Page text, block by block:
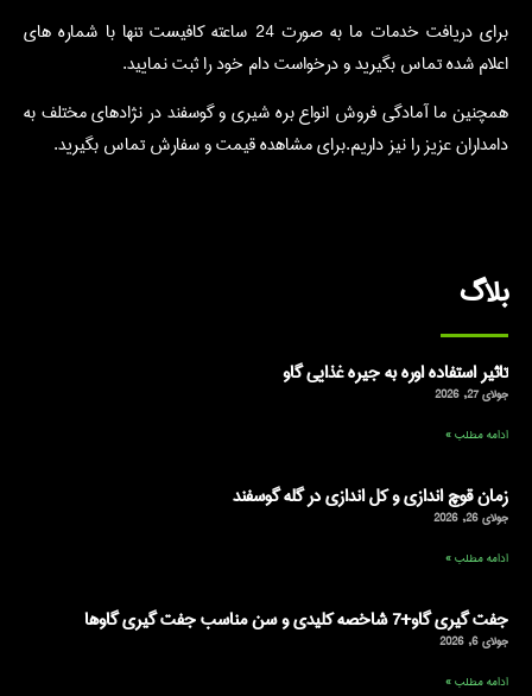
برای دریافت خدمات ما به صورت 24 ساعته کافیست تنها با شماره های
اعلام شده تماس بگیرید و درخواست دام خود را ثبت نمایید.
همچنین ما آمادگی فروش انواع بره شیری و گوسفند در نژادهای مختلف به
دامداران عزیز را نیز داریم.برای مشاهده قیمت و سفارش تماس بگیرید.
بلاگ
تاثیر استفاده اوره به جیره غذایی گاو
جولای 27, 2026
ادامه مطلب »
زمان قوچ اندازی و کل اندازی در گله گوسفند
جولای 26, 2026
ادامه مطلب »
جفت گیری گاو+7 شاخصه کلیدی و سن مناسب جفت گیری گاوها
جولای 6, 2026
ادامه مطلب »